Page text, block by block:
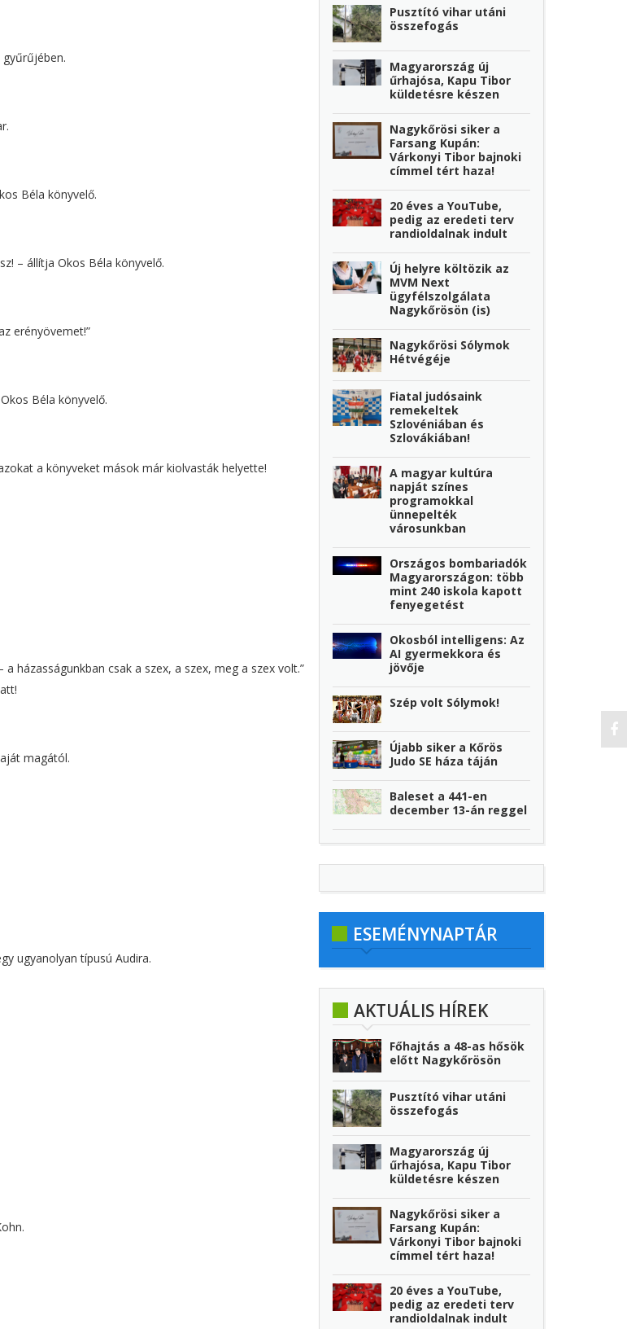
Béla könyvelő.
– állítja Okos Béla könyvelő.
erényövemet!”
Béla könyvelő.
a könyveket mások már kiolvasták helyette!
házasságunkban csak a szex, a szex, meg a szex volt.”
magától.
ugyanolyan típusú Audira.
Pusztító vihar utáni
összefogás
Magyarország új
űrhajósa, Kapu Tibor
küldetésre készen
Nagykőrösi siker a
Farsang Kupán:
Várkonyi Tibor bajnoki
címmel tért haza!
20 éves a YouTube,
pedig az eredeti terv
randioldalnak indult
Új helyre költözik az
MVM Next
ügyfélszolgálata
Nagykőrösön (is)
Nagykőrösi Sólymok
Hétvégéje
Fiatal judósaink
remekeltek
Szlovéniában és
Szlovákiában!
A magyar kultúra
napját színes
programokkal
ünnepelték
városunkban
Országos bombariadók
Magyarországon: több
mint 240 iskola kapott
fenyegetést
Okosból intelligens: Az
AI gyermekkora és
jövője
Szép volt Sólymok!
Újabb siker a Kőrös
Judo SE háza táján
Baleset a 441-en
december 13-án reggel
ESEMÉNYNAPTÁR
AKTUÁLIS HÍREK
Főhajtás a 48-as hősök
előtt Nagykőrösön
Pusztító vihar utáni
összefogás
Magyarország új
űrhajósa, Kapu Tibor
küldetésre készen
Nagykőrösi siker a
Farsang Kupán:
Várkonyi Tibor bajnoki
címmel tért haza!
20 éves a YouTube,
pedig az eredeti terv
randioldalnak indult